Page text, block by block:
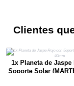
Clientes
1x Planeta de
Soporte Solar